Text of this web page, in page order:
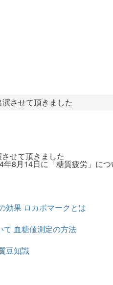
させて頂きました
せて頂きました
8月14日に「糖質疲労」に
効果 ロカボマークとは
て 血糖値測定の方法
豆知識